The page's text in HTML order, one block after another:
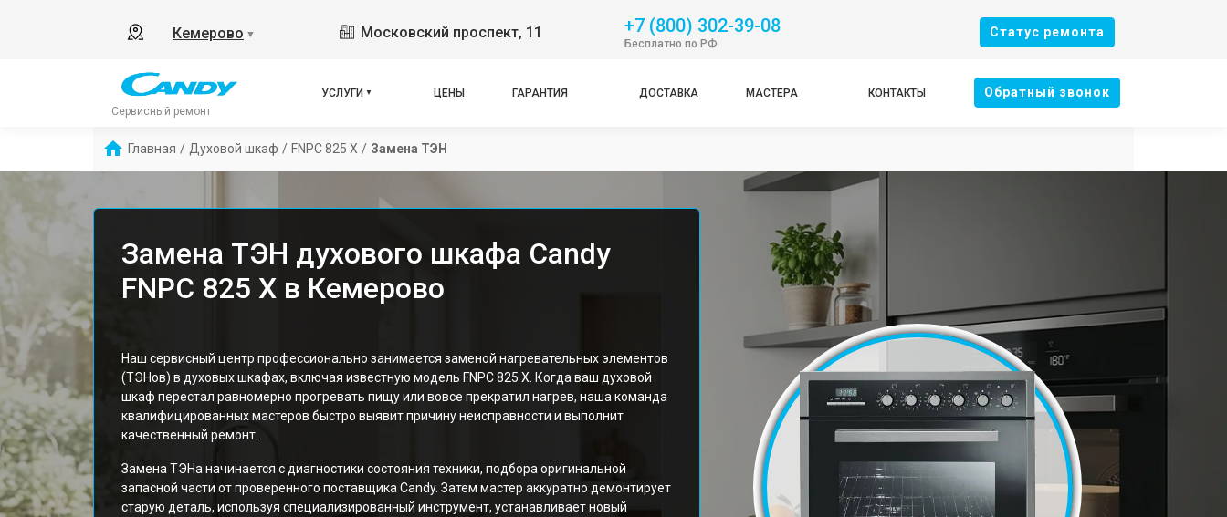
Кемерово ▼ Московский проспект, 11 +7 (800) 302-39-08
Бесплатно по РФ
Cтатус ремонта
Сервисный ремонт
УСЛУГИ ЦЕНЫ ГАРАНТИЯ ДОСТАВКА МАСТЕРА КОНТАКТЫ Oбратный звонок
Главная / Духовой шкаф / FNPC 825 X / Замена ТЭН
Замена ТЭН духового шкафа Candy
FNPC 825 X в Кемерово
Наш сервисный центр профессионально занимается заменой нагревательных элементов
(ТЭНов) в духовых шкафах, включая известную модель FNPC 825 X. Когда ваш духовой
шкаф перестал равномерно прогревать пищу или вовсе прекратил нагрев, наша команда
квалифицированных мастеров быстро выявит причину неисправности и выполнит
качественный ремонт.
Замена ТЭНа начинается с диагностики состояния техники, подбора оригинальной
запасной части от проверенного поставщика Candy. Затем мастер аккуратно демонтирует
старую деталь, используя специализированный инструмент, устанавливает новый